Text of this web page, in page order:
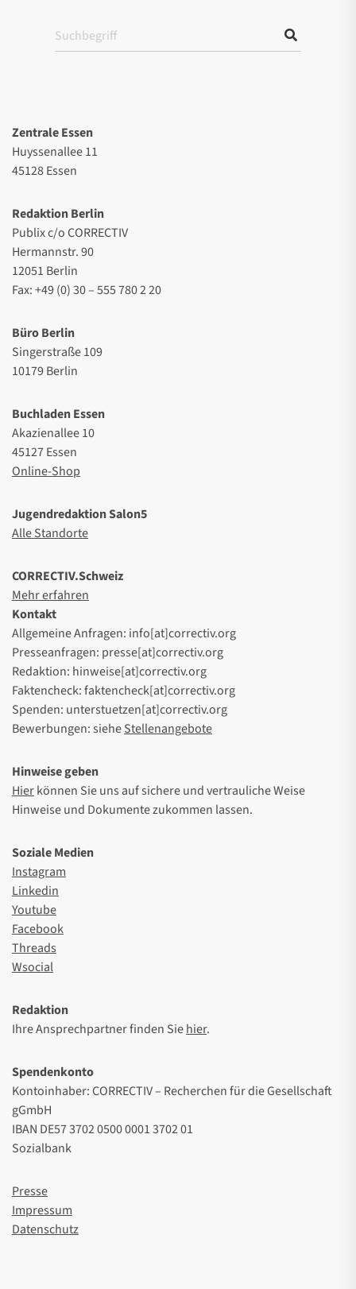
Zentrale Essen
Huyssenallee 11
45128 Essen
Redaktion Berlin
Publix c/o CORRECTIV
Hermannstr. 90
12051 Berlin
Fax: +49 (0) 30 – 555 780 2 20
Büro Berlin
Singerstraße 109
10179 Berlin
Buchladen Essen
Akazienallee 10
45127 Essen
Online-Shop
Jugendredaktion Salon5
Alle Standorte
CORRECTIV.Schweiz
Mehr erfahren
Kontakt
Allgemeine Anfragen: info[at]correctiv.org
Presseanfragen: presse[at]correctiv.org
Redaktion: hinweise[at]correctiv.org
Faktencheck: faktencheck[at]correctiv.org
Spenden: unterstuetzen[at]correctiv.org
Bewerbungen: sieheStellenangebote
Hinweise geben
Hierkönnen Sie uns auf sichere und vertrauliche Weise
Hinweise und Dokumente zukommen lassen.
Soziale Medien
Instagram
Linkedin
Youtube
Facebook
Threads
Wsocial
Redaktion
Ihre Ansprechpartner finden Siehier.
Spendenkonto
Kontoinhaber: CORRECTIV – Recherchen für die Gesellschaft
gGmbH
IBAN DE57 3702 0500 0001 3702 01
Sozialbank
Presse
Impressum
Datenschutz